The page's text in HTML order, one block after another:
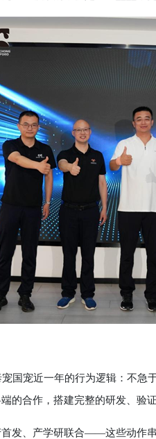
宠近一年的行为逻辑：不急于
的合作，搭建完整的研发、验
、产学研联合——这些动作串